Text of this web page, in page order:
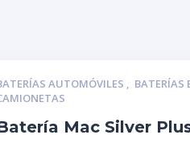
AUTOMÓVILES , BATERÍAS
Mac Silver